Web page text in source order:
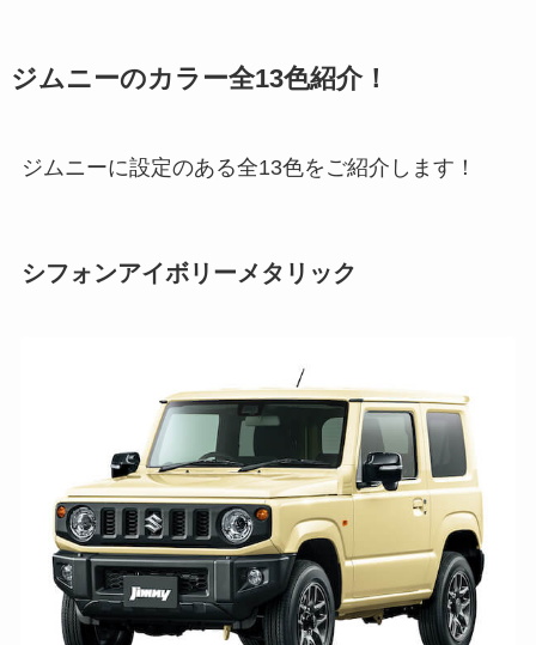
ジムニーのカラー全13色紹介！
ジムニーに設定のある全13色をご紹介します！
シフォンアイボリーメタリック